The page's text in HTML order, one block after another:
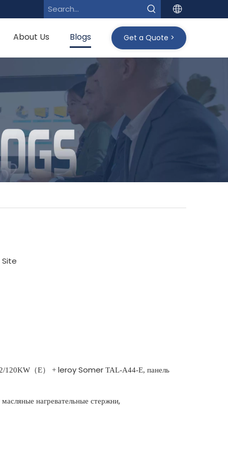
About Us Blogs Get a Quote >
Site
120KW （E） + leroy Somer TAL-A44-E, панель
нагревательные стержни,